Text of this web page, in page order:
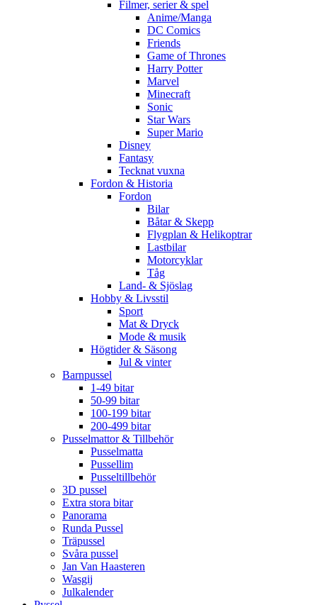
Filmer, serier & spel
Anime/Manga
DC Comics
Friends
Game of Thrones
Harry Potter
Marvel
Minecraft
Sonic
Star Wars
Super Mario
Disney
Fantasy
Tecknat vuxna
Fordon & Historia
Fordon
Bilar
Båtar & Skepp
Flygplan & Helikoptrar
Lastbilar
Motorcyklar
Tåg
Land- & Sjöslag
Hobby & Livsstil
Sport
Mat & Dryck
Mode & musik
Högtider & Säsong
Jul & vinter
Barnpussel
1-49 bitar
50-99 bitar
100-199 bitar
200-499 bitar
Pusselmattor & Tillbehör
Pusselmatta
Pussellim
Pusseltillbehör
3D pussel
Extra stora bitar
Panorama
Runda Pussel
Träpussel
Svåra pussel
Jan Van Haasteren
Wasgij
Julkalender